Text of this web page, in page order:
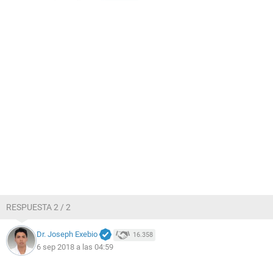
RESPUESTA 2 / 2
Dr. Joseph Exebio 16.358
6 sep 2018 a las 04:59